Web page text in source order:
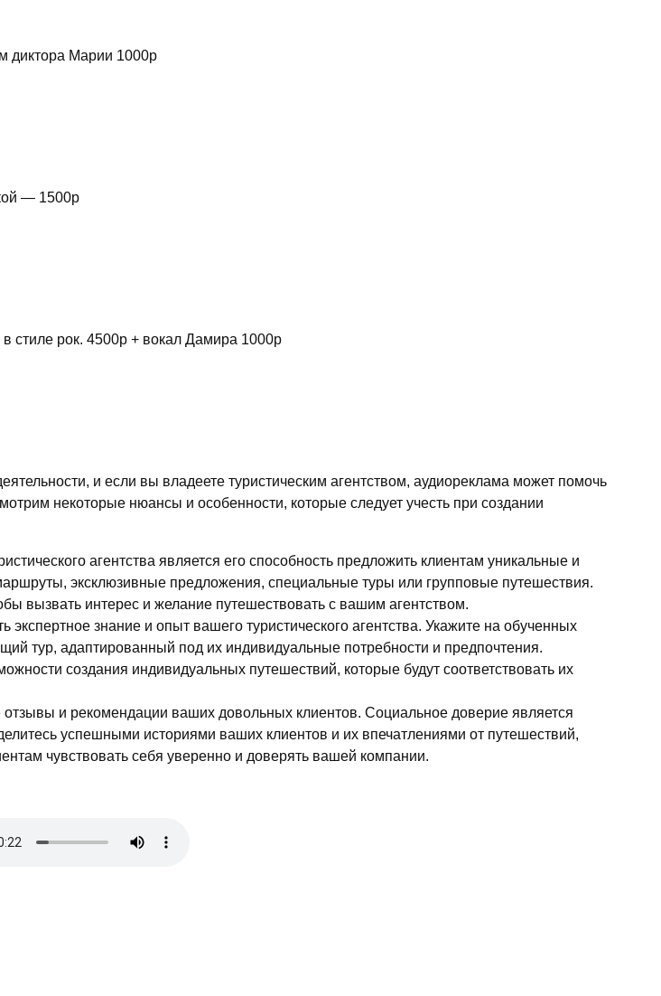
диктора Марии 1000р
— 1500р
стиле рок. 4500р + вокал Дамира 1000р
и если вы владеете туристическим агентством, аудиореклама может помочь
некоторые нюансы и особенности, которые следует учесть при создании
агентства является его способность предложить клиентам уникальные и
эксклюзивные предложения, специальные туры или групповые путешествия.
вызвать интерес и желание путешествовать с вашим агентством.
знание и опыт вашего туристического агентства. Укажите на обученных
тур, адаптированный под их индивидуальные потребности и предпочтения.
создания индивидуальных путешествий, которые будут соответствовать их
и рекомендации ваших довольных клиентов. Социальное доверие является
успешными историями ваших клиентов и их впечатлениями от путешествий,
чувствовать себя уверенно и доверять вашей компании.